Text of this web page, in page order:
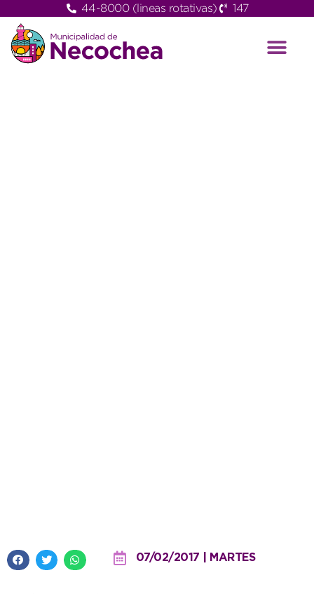
44-8000 (lineas rotativas) 147
07/02/2017 | MARTES